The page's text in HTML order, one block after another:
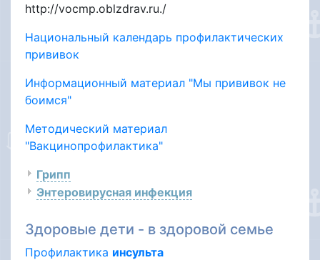
http://vocmp.oblzdrav.ru./
Национальный календарь профилактических
прививок
Информационный материал "Мы прививок не
боимся"
Методический материал
"Вакцинопрофилактика"
Грипп
Энтеровирусная инфекция
Здоровые дети - в здоровой семье
Профилактика инсульта